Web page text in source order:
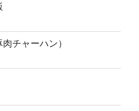
チャーハン）